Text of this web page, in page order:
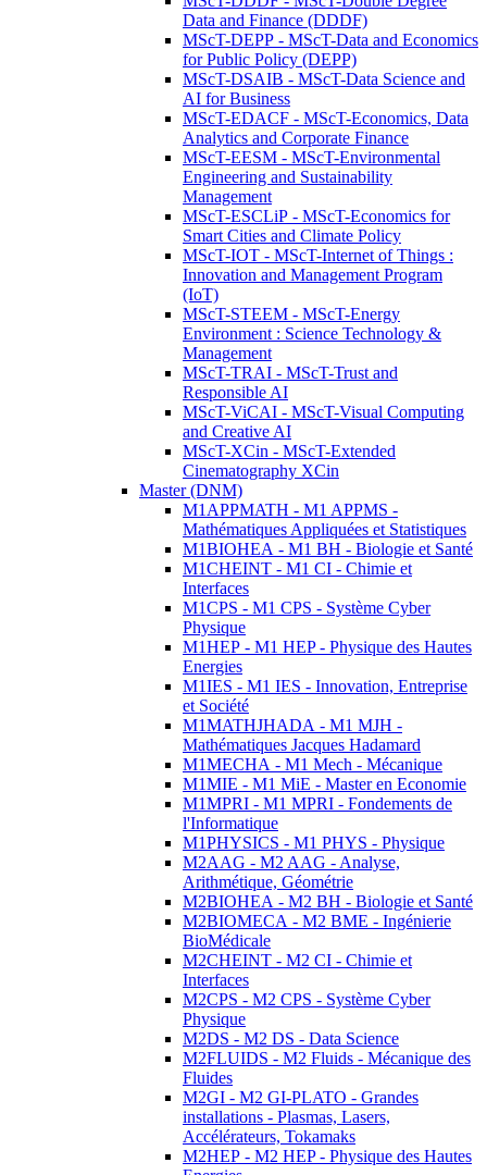
Data and Finance (DDDF)
MScT-DEPP - MScT-Data and Economics
for Public Policy (DEPP)
MScT-DSAIB - MScT-Data Science and
AI for Business
MScT-EDACF - MScT-Economics, Data
Analytics and Corporate Finance
MScT-EESM - MScT-Environmental
Engineering and Sustainability
Management
MScT-ESCLiP - MScT-Economics for
Smart Cities and Climate Policy
MScT-IOT - MScT-Internet of Things :
Innovation and Management Program
(IoT)
MScT-STEEM - MScT-Energy
Environment : Science Technology &
Management
MScT-TRAI - MScT-Trust and
Responsible AI
MScT-ViCAI - MScT-Visual Computing
and Creative AI
MScT-XCin - MScT-Extended
Cinematography XCin
Master (DNM)
M1APPMATH - M1 APPMS -
Mathématiques Appliquées et Statistiques
M1BIOHEA - M1 BH - Biologie et Santé
M1CHEINT - M1 CI - Chimie et
Interfaces
M1CPS - M1 CPS - Système Cyber
Physique
M1HEP - M1 HEP - Physique des Hautes
Energies
M1IES - M1 IES - Innovation, Entreprise
et Société
M1MATHJHADA - M1 MJH -
Mathématiques Jacques Hadamard
M1MECHA - M1 Mech - Mécanique
M1MIE - M1 MiE - Master en Economie
M1MPRI - M1 MPRI - Fondements de
l'Informatique
M1PHYSICS - M1 PHYS - Physique
M2AAG - M2 AAG - Analyse,
Arithmétique, Géométrie
M2BIOHEA - M2 BH - Biologie et Santé
M2BIOMECA - M2 BME - Ingénierie
BioMédicale
M2CHEINT - M2 CI - Chimie et
Interfaces
M2CPS - M2 CPS - Système Cyber
Physique
M2DS - M2 DS - Data Science
M2FLUIDS - M2 Fluids - Mécanique des
Fluides
M2GI - M2 GI-PLATO - Grandes
installations - Plasmas, Lasers,
Accélérateurs, Tokamaks
M2HEP - M2 HEP - Physique des Hautes